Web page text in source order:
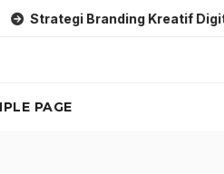
Branding Kreatif Digital Online
PAGE